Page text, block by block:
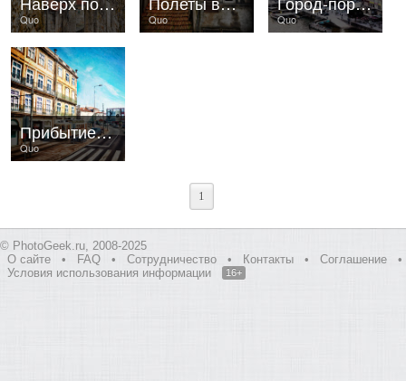
Quo Quo Quo
Quo
Прибытие трамвая. Порту.
1
© PhotoGeek.ru, 2008-2025
О сайте
• FAQ • Сотрудничество • Контакты • Соглашение
•
Условия использования информации
16+